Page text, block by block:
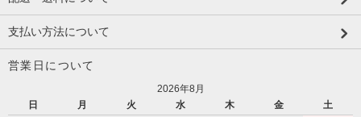
支払い方法について
営業日について
2026年8月
日
月 火 水 木 金
土